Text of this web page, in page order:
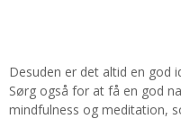
Desuden er det altid en god
Sørg også for at få en god
mindfulness og meditation,